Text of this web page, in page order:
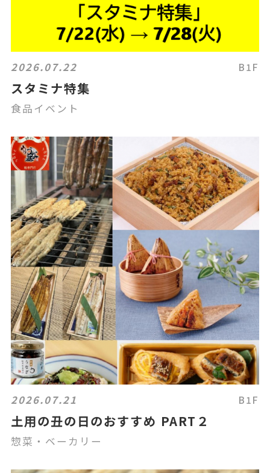
2026.07.22 B1F
スタミナ特集
食品イベント
2026.07.21 B1F
土用の丑の日のおすすめ PART２
惣菜・ベーカリー